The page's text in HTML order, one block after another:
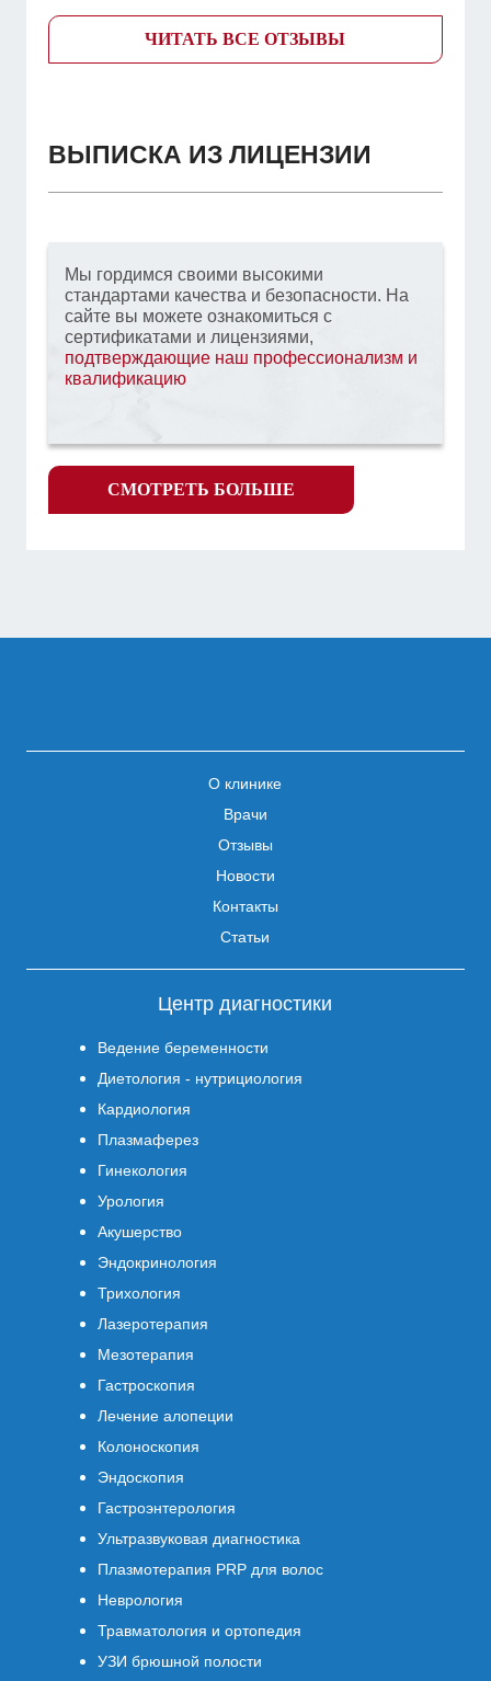
ЧИТАТЬ ВСЕ ОТЗЫВЫ
ВЫПИСКА ИЗ ЛИЦЕНЗИИ
Мы гордимся своими высокими
стандартами качества и безопасности. На
сайте вы можете ознакомиться с
сертификатами и лицензиями,
подтверждающие наш профессионализм и
квалификацию
СМОТРЕТЬ БОЛЬШЕ
О клинике
Врачи
Отзывы
Новости
Контакты
Статьи
Центр диагностики
Ведение беременности
Диетология - нутрициология
Кардиология
Плазмаферез
Гинекология
Урология
Акушерство
Эндокринология
Трихология
Лазеротерапия
Мезотерапия
Гастроскопия
Лечение алопеции
Колоноскопия
Эндоскопия
Гастроэнтерология
Ультразвуковая диагностика
Плазмотерапия PRP для волос
Неврология
Травматология и ортопедия
УЗИ брюшной полости